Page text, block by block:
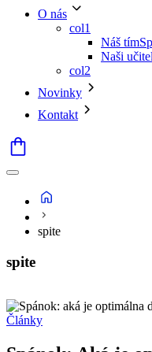
O nás
col1
Náš tím
Naši
col2
Novinky
Kontakt
spite
spite
Články